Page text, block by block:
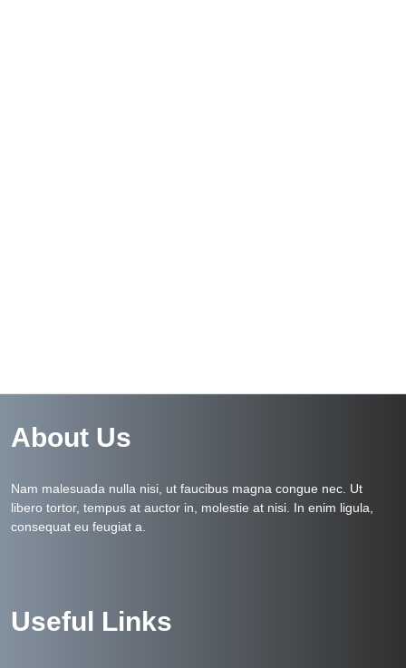
About Us
Nam malesuada nulla nisi, ut faucibus magna congue nec. Ut
libero tortor, tempus at auctor in, molestie at nisi. In enim ligula,
consequat eu feugiat a.
Useful Links